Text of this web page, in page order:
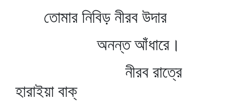
তোমার নিবিড় নীরব উদার
অনন্ত আঁধারে।
নীরব রাত্রে
হারাইয়া বাক্‌